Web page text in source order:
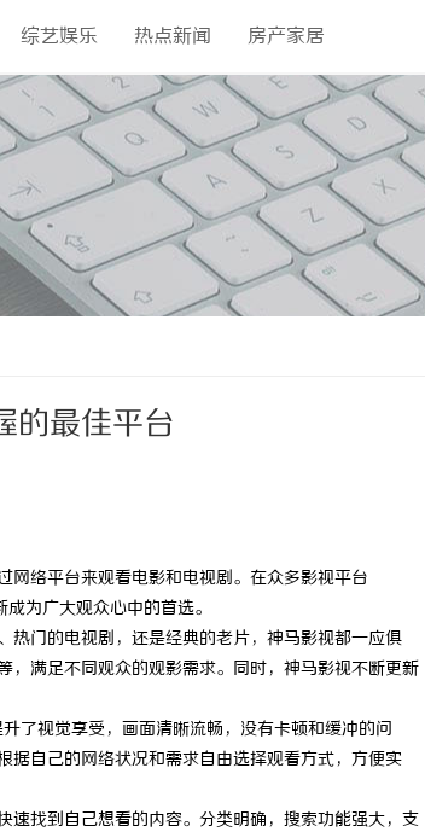
综艺娱乐 热点新闻 房产家居
的最佳平台
网络平台来观看电影和电视剧。在众多影视平台
为广大观众心中的首选。
热门的电视剧，还是经典的老片，神马影视都一应俱
，满足不同观众的观影需求。同时，神马影视不断更新
了视觉享受，画面清晰流畅，没有卡顿和缓冲的问
据自己的网络状况和需求自由选择观看方式，方便实
速找到自己想看的内容。分类明确，搜索功能强大，支